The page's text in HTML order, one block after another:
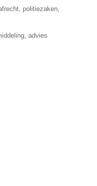
politiezaken,
advies